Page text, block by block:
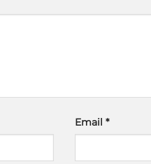
Email *